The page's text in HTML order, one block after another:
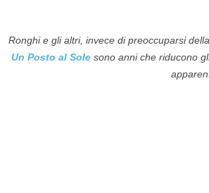
Ronghi e gli altri, invece di preoccuparsi
Un Posto al Sole sono anni che riducono